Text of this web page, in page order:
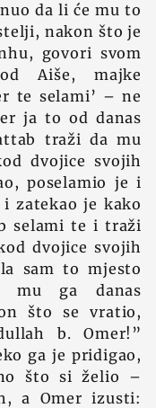
da li će mu to
nakon što je
govori svom
Aiše, majke
te selami’ – ne
ja to od danas
traži da mu
dvojice svojih
poselamio je i
zatekao je kako
selami te i traži
dvojice svojih
sam to mjesto
mu ga danas
što se vratio,
b. Omer!”
ga je pridigao,
što si želio –
a Omer izusti: